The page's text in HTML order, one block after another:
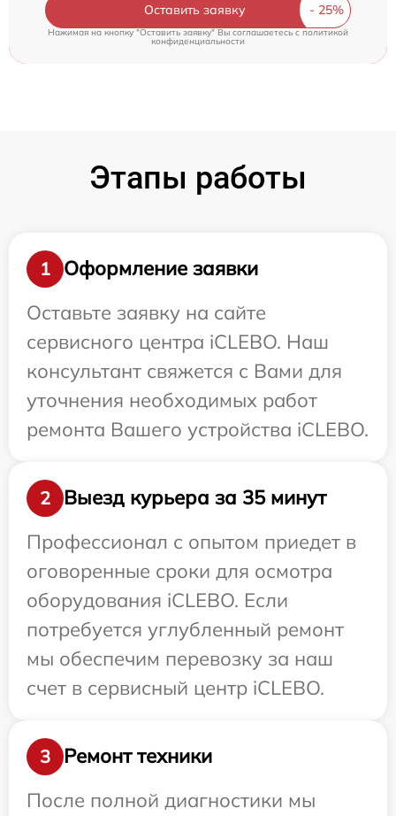
Оставить заявку
Нажимая на кнопку "Оставить заявку" Вы соглашаетесь cполитикой
конфиденциальности
Этапы работы
1
Оформление заявки
Оставьте заявку на сайте
сервисного центра iCLEBO. Наш
консультант свяжется с Вами для
уточнения необходимых работ
ремонта Вашего устройства iCLEBO.
2
Выезд курьера за 35 минут
Профессионал с опытом приедет в
оговоренные сроки для осмотра
оборудования iCLEBO. Если
потребуется углубленный ремонт
мы обеспечим перевозку за наш
счет в сервисный центр iCLEBO.
3
Ремонт техники
После полной диагностики мы